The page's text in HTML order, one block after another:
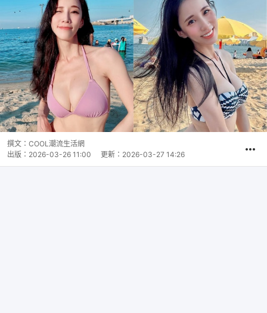
撰文： COOL潮流生活網
出版： 2026-03-26 11:00 更新： 2026-03-27 14:26